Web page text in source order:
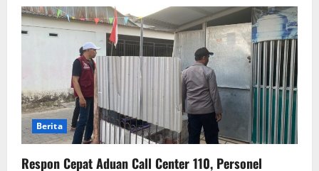
Berita
Respon Cepat Aduan Call Center 110, Personel